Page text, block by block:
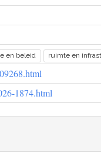
en beleid ruimte en
1874.html